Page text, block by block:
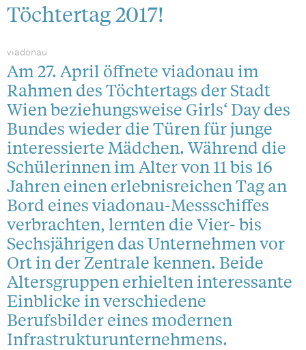
Töchtertag 2017!
viadonau
Am 27. April öffnete viadonau im
Rahmen des Töchtertags der Stadt
Wien beziehungsweise Girls‘ Day des
Bundes wieder die Türen für junge
interessierte Mädchen. Während die
Schülerinnen im Alter von 11 bis 16
Jahren einen erlebnisreichen Tag an
Bord eines viadonau-Messschiffes
verbrachten, lernten die Vier- bis
Sechsjährigen das Unternehmen vor
Ort in der Zentrale kennen. Beide
Altersgruppen erhielten interessante
Einblicke in verschiedene
Berufsbilder eines modernen
Infrastrukturunternehmens.